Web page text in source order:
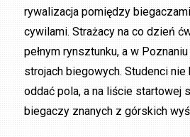
rywalizacja pomiędzy
cywilami. Strażacy na co dzień
pełnym rynsztunku, a w
strojach biegowych. Studenci nie
oddać pola, a na liście startowej
biegaczy znanych z górskich